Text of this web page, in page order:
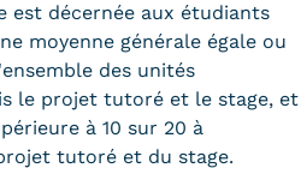
est décernée aux étudiants
moyenne générale égale ou
des unités
le projet tutoré et le stage, et
à 10 sur 20 à
tutoré et du stage.